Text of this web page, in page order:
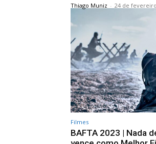
Thiago Muniz - 24 de
Filmes
BAFTA 2023 | Nada